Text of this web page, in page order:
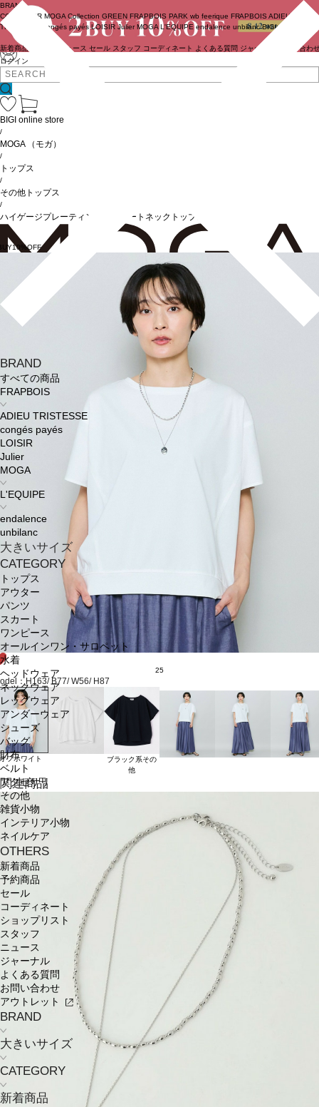
ログイン
BRAND
COUTURIER MOGA Collection GREEN FRAPBOIS PARK wb feerique FRAPBOIS ADIEU
TRISTESSE
congés payés LOISIR Julier MOGA L'EQUIPE endalence unbilanc BIGI online store
新着商品 ニュース セール スタッフ コーディネート よくある質問 ジャーナル お問い合わ
BRAND
すべての商品
FRAPBOIS
ADIEU TRISTESSE
congés payés
LOISIR
Julier
MOGA
L'EQUIPE
endalence
unbilanc
大きいサイズ
CATEGORY
トップス
アウター
パンツ
スカート
ワンピース
オールインワン・サロペット
水着
ヘッドウェア
ネックウェア
レッグウェア
アンダーウェア
シューズ
バッグ
財布
ベルト
アクセサリ
その他
雑貨小物
インテリア小物
ネイルケア
OTHERS
新着商品
予約商品
セール
コーディネート
ショップリスト
スタッフ
ニュース
ジャーナル
よくある質問
お問い合わせ
アウトレット
BRAND
大きいサイズ
CATEGORY
新着商品
BIGI online store
/
MOGA （モガ）
/
トップス
/
その他トップス
/
ハイゲージプレーティング天竺ボートネックトップス
25
：H163/ B77/ W56/ H87
オフホワイト
ブラック系その
他
関連商品